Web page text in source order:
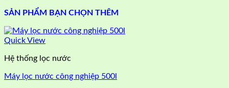
SẢN PHẨM BẠN CHỌN THÊM
Quick View
Hệ thống lọc nước
Máy lọc nước công nghiệp 500l